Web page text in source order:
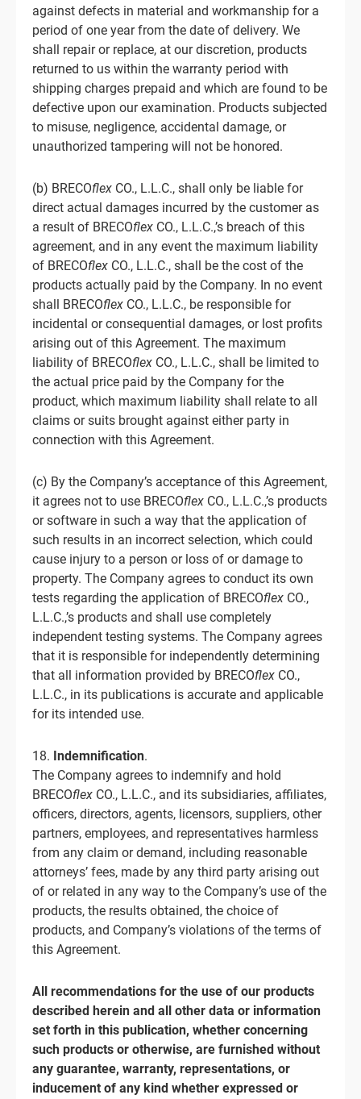
against defects in material and workmanship for a
period of one year from the date of delivery. We
shall repair or replace, at our discretion, products
returned to us within the warranty period with
shipping charges prepaid and which are found to be
defective upon our examination. Products subjected
to misuse, negligence, accidental damage, or
unauthorized tampering will not be honored.
(b) BRECOflex CO., L.L.C., shall only be liable for
direct actual damages incurred by the customer as
a result of BRECOflex CO., L.L.C.,’s breach of this
agreement, and in any event the maximum liability
of BRECOflex CO., L.L.C., shall be the cost of the
products actually paid by the Company. In no event
shall BRECOflex CO., L.L.C., be responsible for
incidental or consequential damages, or lost profits
arising out of this Agreement. The maximum
liability of BRECOflex CO., L.L.C., shall be limited to
the actual price paid by the Company for the
product, which maximum liability shall relate to all
claims or suits brought against either party in
connection with this Agreement.
(c) By the Company’s acceptance of this Agreement,
it agrees not to use BRECOflex CO., L.L.C.,’s products
or software in such a way that the application of
such results in an incorrect selection, which could
cause injury to a person or loss of or damage to
property. The Company agrees to conduct its own
tests regarding the application of BRECOflex CO.,
L.L.C.,’s products and shall use completely
independent testing systems. The Company agrees
that it is responsible for independently determining
that all information provided by BRECOflex CO.,
L.L.C., in its publications is accurate and applicable
for its intended use.
18. Indemnification.
The Company agrees to indemnify and hold
BRECOflex CO., L.L.C., and its subsidiaries, affiliates,
officers, directors, agents, licensors, suppliers, other
partners, employees, and representatives harmless
from any claim or demand, including reasonable
attorneys’ fees, made by any third party arising out
of or related in any way to the Company’s use of the
products, the results obtained, the choice of
products, and Company’s violations of the terms of
this Agreement.
All recommendations for the use of our products
described herein and all other data or information
set forth in this publication, whether concerning
such products or otherwise, are furnished without
any guarantee, warranty, representations, or
inducement of any kind whether expressed or